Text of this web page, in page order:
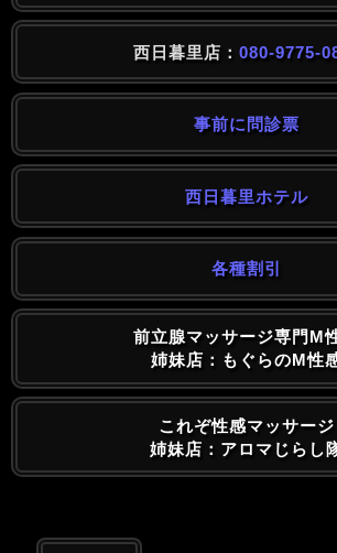
西日暮里店： 080-9775-
事前に問診票
西日暮里ホテル
各種割引
前立腺マッサージ専門M
姉妹店：もぐらのM性
これぞ性感マッサージ
姉妹店：アロマじらし